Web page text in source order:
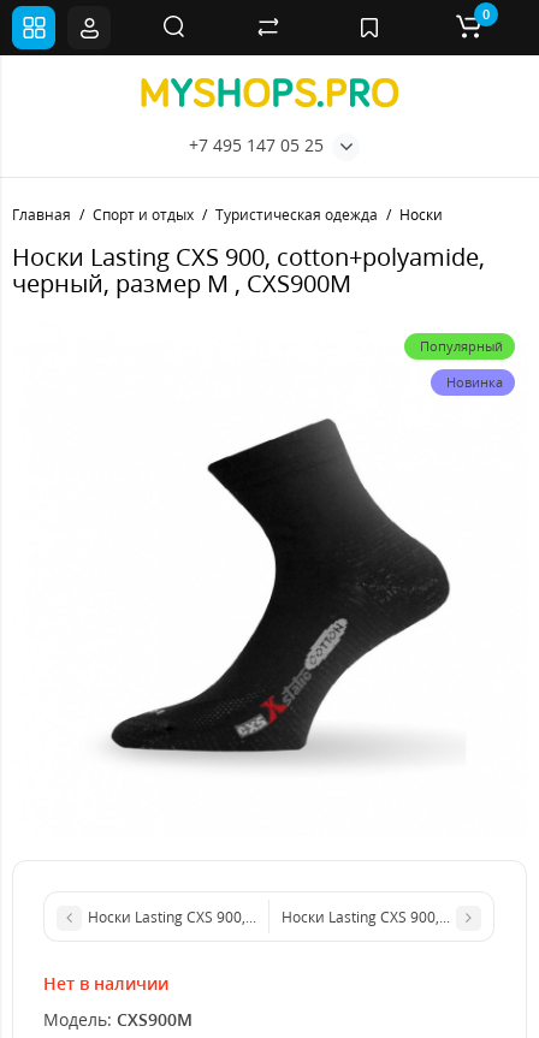
+7 495 147 05 25
0
Главная Спорт и отдых Туристическая одежда Носки
Носки Lasting CXS 900, cotton+polyamide,
черный, размер M , CXS900M
Популярный
Новинка
Носки Lasting CXS 900, cotton+polyamide, черный, размер S,
Носки Lasting CXS 900,
Нет в наличии
Модель: CXS900M